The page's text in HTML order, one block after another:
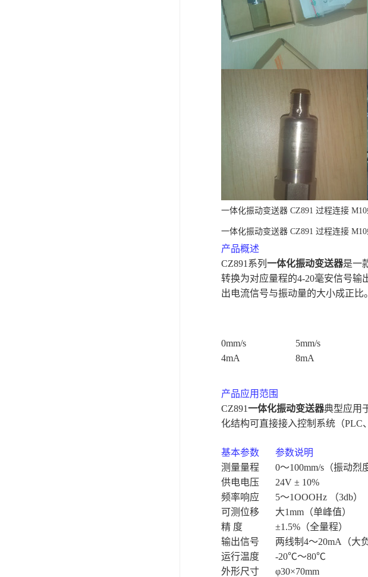
一体化振动变送器 CZ891 过程连接
一体化振动变送器 CZ891 过程连接
产品概述
CZ891 系列 一体化振动变送器是一
转换为对应量程的4-20毫安信号输
出电流信号与振动量的大小成正比
0mm/s 5mm/s
4mA
8mA
产品应用范围
CZ891一体化振动变送器典型应用
化结构可直接接入控制系统（PLC、
基本参数
参数说明
测量量程
0～100mm/s （振动烈
供电电压
24V ± 10%
频率响应
5～1OOOHz （3db）
可测位移
大1mm （单峰值）
精 度 ±1.5% （全量程）
输出信号
两线制 4～20mA （大
运行温度
-20℃～80℃
外形尺寸
φ30×70mm